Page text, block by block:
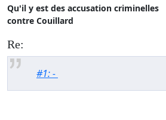
Qu'il y est des accusation criminelles
contre Couillard
Re:
#1: -